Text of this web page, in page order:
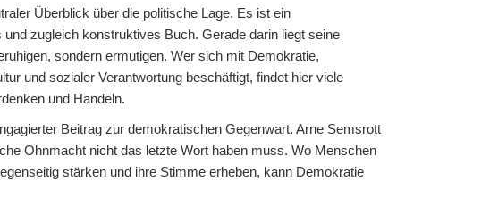
Überblick über die politische Lage. Es ist ein
zugleich konstruktives Buch. Gerade darin liegt seine
sondern ermutigen. Wer sich mit Demokratie,
und sozialer Verantwortung beschäftigt, findet hier viele
und Handeln.
Beitrag zur demokratischen Gegenwart. Arne Semsrott
Ohnmacht nicht das letzte Wort haben muss. Wo Menschen
stärken und ihre Stimme erheben, kann Demokratie